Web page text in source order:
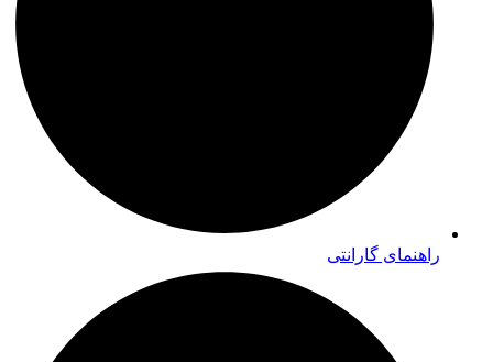
راهنمای گارانتی